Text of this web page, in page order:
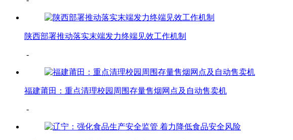
陕西部署推动落实末端发力终端见效工作机制
-
福建莆田：重点清理校园周围存量售烟网点及自动售卖机
-